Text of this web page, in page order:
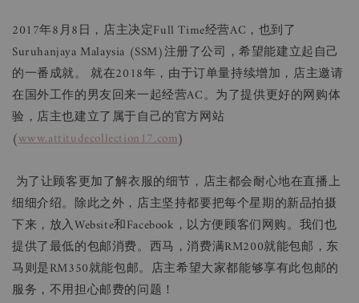
2017年8月8日，店主决定Full Time经营AC，也到了
Suruhanjaya Malaysia (SSM)注册了公司，希望能建立起自己
的一番成就。 就在2018年，由于订单量持续增加，店主邀请
在国外工作的男友回来一起经营AC。为了提供更好的网购体
验，店主也建立了属于自己的官方网站
(www.attitudecollection17.com)
为了让顾客更加了解衣服的细节，店主都会耐心地在直播上
细细介绍。除此之外，店主坚持都要把每个星期的新品拍摄
下来，放入Website和Facebook，以方便顾客们网购。我们也
提供了最低的包邮消费。西马，消费满RM200就能包邮，东
马则是RM350就能包邮。店主希望大家都能够享有此包邮的
服务，不用担心邮费的问题！